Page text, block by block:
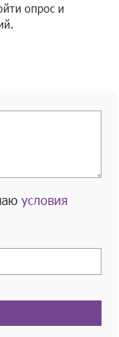
опрос и
условия